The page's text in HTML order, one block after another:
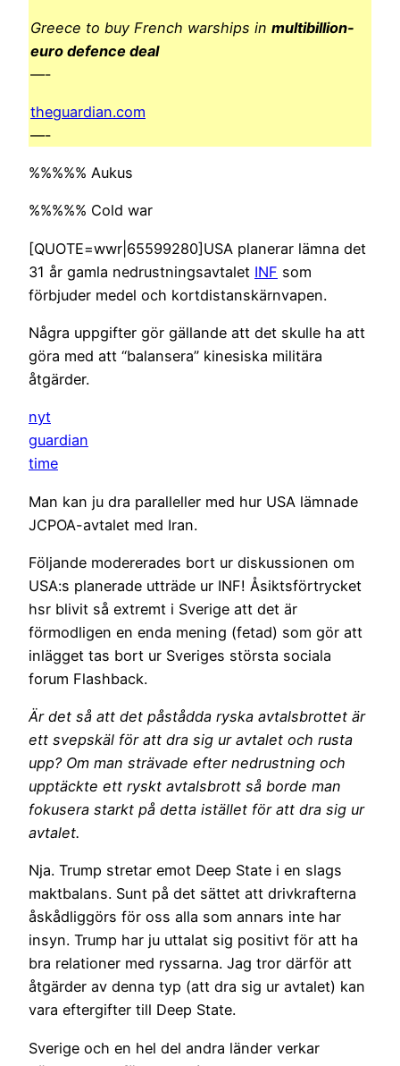
Greece to buy French warships in multibillion-
euro defence deal
—-
theguardian.com
—-
%%%%% Aukus
%%%%% Cold war
[QUOTE=wwr|65599280]USA planerar lämna det
31 år gamla nedrustningsavtalet INF som
förbjuder medel och kortdistanskärnvapen.
Några uppgifter gör gällande att det skulle ha att
göra med att “balansera” kinesiska militära
åtgärder.
nyt
guardian
time
Man kan ju dra paralleller med hur USA lämnade
JCPOA-avtalet med Iran.
Följande modererades bort ur diskussionen om
USA:s planerade utträde ur INF! Åsiktsförtrycket
hsr blivit så extremt i Sverige att det är
förmodligen en enda mening (fetad) som gör att
inlägget tas bort ur Sveriges största sociala
forum Flashback.
Är det så att det påstådda ryska avtalsbrottet är
ett svepskäl för att dra sig ur avtalet och rusta
upp? Om man strävade efter nedrustning och
upptäckte ett ryskt avtalsbrott så borde man
fokusera starkt på detta istället för att dra sig ur
avtalet.
Nja. Trump stretar emot Deep State i en slags
maktbalans. Sunt på det sättet att drivkrafterna
åskådliggörs för oss alla som annars inte har
insyn. Trump har ju uttalat sig positivt för att ha
bra relationer med ryssarna. Jag tror därför att
åtgärder av denna typ (att dra sig ur avtalet) kan
vara eftergifter till Deep State.
Sverige och en hel del andra länder verkar